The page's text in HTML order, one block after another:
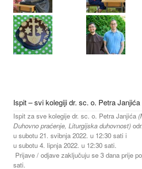
Ispit – svi kolegiji dr. sc. o. Petra Janjića
Ispit za sve kolegije dr. sc. o. Petra Janjića
Duhovno praćenje, Liturgijska duhovnost)
u subotu 21. svibnja 2022. u 12:30 sati i
u subotu 4. lipnja 2022. u 12:30 sati.
Prijave / odjave zaključuju se 3 dana prije
sati.